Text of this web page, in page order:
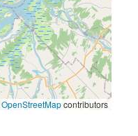
OpenStreetMapcontributors